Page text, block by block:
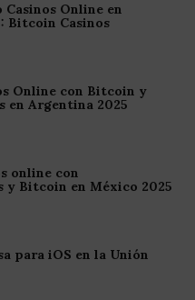
Online en
Bitcoin Casinos
Online con Bitcoin y
en Argentina 2025
online con
y Bitcoin en México 2025
para iOS en la Unión